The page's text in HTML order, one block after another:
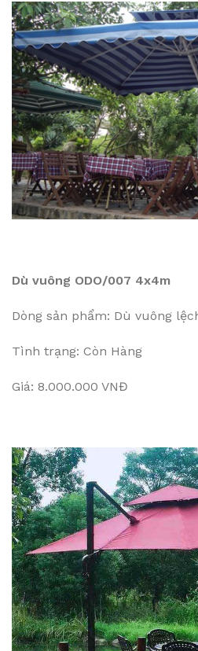
Dù vuông ODO/007 4x4m
Dòng sản phẩm: Dù vuông
Tình trạng: Còn Hàng
Giá: 8.000.000 VNĐ